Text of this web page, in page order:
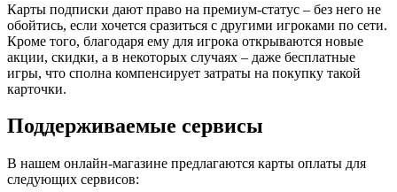
Карты подписки дают право на премиум-статус – без него не
обойтись, если хочется сразиться с другими игроками по сети.
Кроме того, благодаря ему для игрока открываются новые
акции, скидки, а в некоторых случаях – даже бесплатные
игры, что сполна компенсирует затраты на покупку такой
карточки.
Поддерживаемые сервисы
В нашем онлайн-магазине предлагаются карты оплаты для
следующих сервисов: